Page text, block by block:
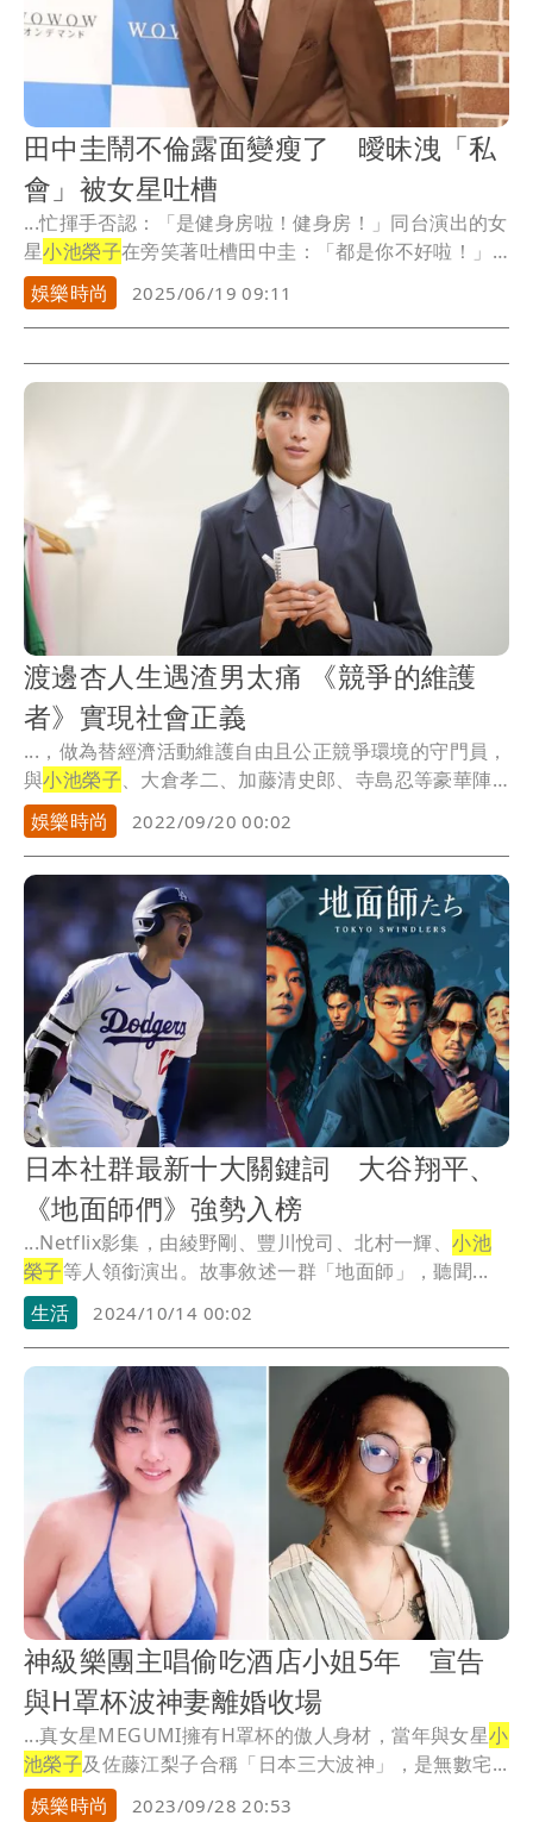
田中圭鬧不倫露面變瘦了 曖昧洩「私
會」被女星吐槽
...忙揮手否認：「是健身房啦！健身房！」同台演出的女
星小池榮子在旁笑著吐槽田中圭：「都是你不好啦！」
田中...
娛樂時尚 2025/06/19 09:11
渡邊杏人生遇渣男太痛 《競爭的維護
者》實現社會正義
...，做為替經濟活動維護自由且公正競爭環境的守門員，
與小池榮子、大倉孝二、加藤清史郎、寺島忍等豪華陣
容聯...
娛樂時尚 2022/09/20 00:02
日本社群最新十大關鍵詞 大谷翔平、
《地面師們》強勢入榜
...Netflix影集，由綾野剛、豐川悅司、北村一輝、小池
榮子等人領銜演出。故事敘述一群「地面師」，聽聞...
生活
2024/10/14 00:02
神級樂團主唱偷吃酒店小姐5年 宣告
與H罩杯波神妻離婚收場
...真女星MEGUMI擁有H罩杯的傲人身材，當年與女星小
池榮子及佐藤江梨子合稱「日本三大波神」，是無數宅...
娛樂時尚
2023/09/28 20:53